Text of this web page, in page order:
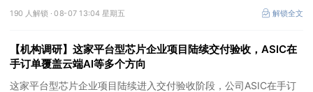
产量增长与冶炼产能整合并举，公司市占率有望进一步提升，同时有
望充分受益金属价格上行。
190 人解锁 ·08-07 13:04 星期五 解锁全文
【机构调研】这家平台型芯片企业项目陆续交付验收，ASIC在
手订单覆盖云端AI等多个方向
这家平台型芯片企业项目陆续进入交付验收阶段，公司ASIC在手订